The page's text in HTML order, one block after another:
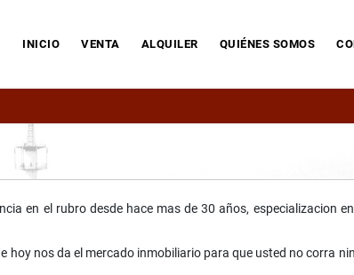
INICIO VENTA ALQUILER QUIÉNES SOMOS
en el rubro desde hace mas de 30 años, especializacion
nos da el mercado inmobiliario para que usted no corra